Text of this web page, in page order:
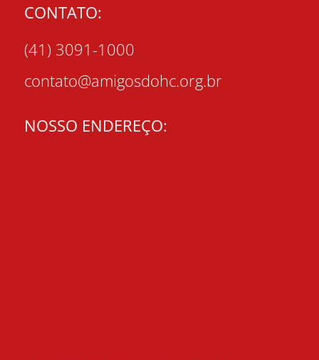
CONTATO:
(41) 3091-1000
contato@amigosdohc.org.br
NOSSO ENDEREÇO: